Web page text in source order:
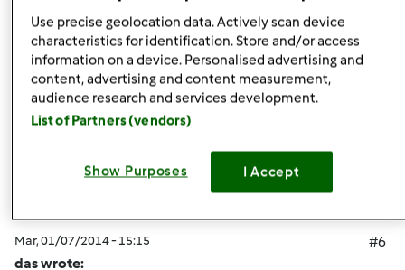
In cima
Accedio registratiper poter commentare
Mar, 01/07/2014 - 15:15
#6
das wrote:
Use precise geolocation data. Actively scan device
characteristics for identification. Store and/or access
information on a device. Personalised advertising and
content, advertising and content measurement,
audience research and services development.
List of Partners (vendors)
Show Purposes I Accept